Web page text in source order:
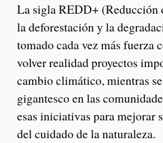
La sigla REDD+ (Reducción
la deforestación y la
tomado cada vez más fuerza
volver realidad proyectos
cambio climático, mientras
gigantesco en las
esas iniciativas para mejorar
del cuidado de la naturaleza.